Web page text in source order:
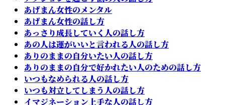
あげまん女性のメンタル
あげまん女性の話し方
あっさり成長していく人の話し方
あの人は運がいいと言われる人の話し方
ありのままの自分いたい人の話し方
ありのままの自分で好かれたい人のための話し方
いつもなめられる人の話し方
いつも対立してしまう人の話し方
イマジネーション上手な人の話し方